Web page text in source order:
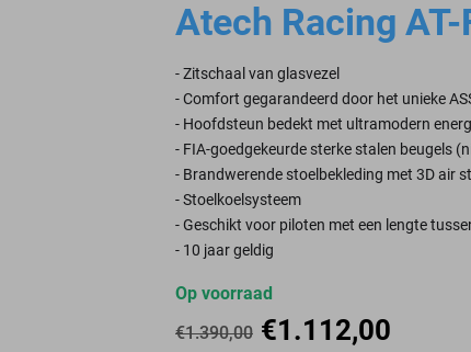
Atech Racing AT-
- Zitschaal van glasvezel
- Comfort gegarandeerd door het unieke
- Hoofdsteun bedekt met ultramodern
- FIA-goedgekeurde sterke stalen beugels
- Brandwerende stoelbekleding met 3D air
- Stoelkoelsysteem
- Geschikt voor piloten met een lengte
- 10 jaar geldig
Op voorraad
€1.390,00 €1.112,00